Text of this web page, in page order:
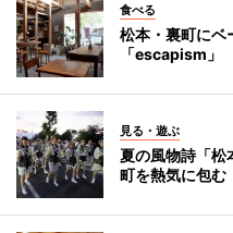
食べる
松本・裏町にベ
「escapism」
見る・遊ぶ
夏の風物詩「
町を熱気に包む